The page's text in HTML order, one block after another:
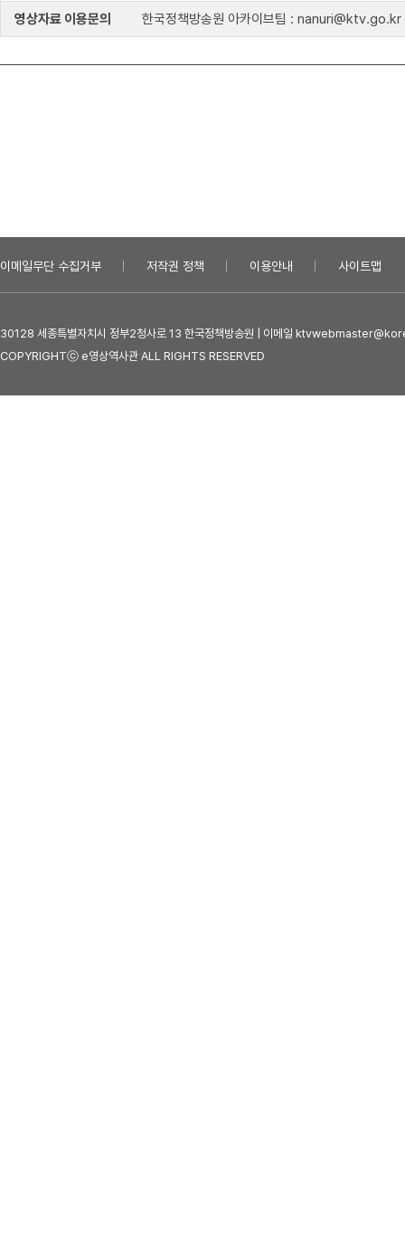
영상자료 이용문의 한국정책방송원 아카이브팀 : nanuri@ktv.go.kr
이메일무단 수집거부 저작권 정책 이용안내 사이트맵
30128 세종특별자치시 정부2청사로 13 한국정책방송원 | 이메일
COPYRIGHTⓒ e영상역사관 ALL RIGHTS RESERVED